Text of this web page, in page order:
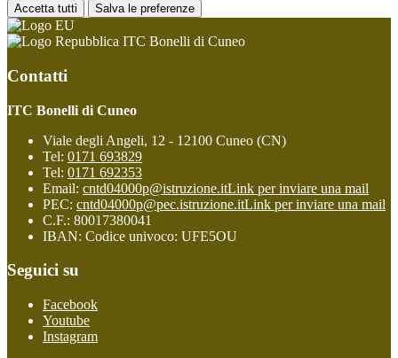
Accetta tutti Salva le preferenze
ITC Bonelli di Cuneo
Contatti
ITC Bonelli di Cuneo
Viale degli Angeli, 12 - 12100 Cuneo (CN)
Tel: 0171 693829
Tel: 0171 692353
Email: cntd04000p@istruzione.itLink per inviare una mail
PEC: cntd04000p@pec.istruzione.itLink per inviare una mail
C.F.: 80017380041
IBAN: Codice univoco: UFE5OU
Seguici su
Facebook
Youtube
Instagram